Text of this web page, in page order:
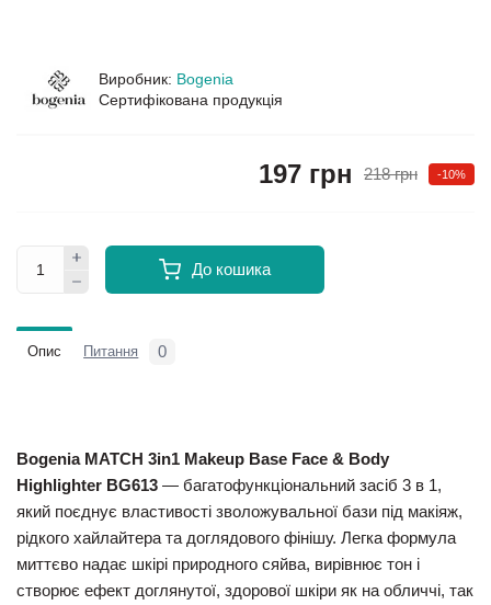
Виробник: Bogenia
Сертифікована продукція
218 грн -10%
197 грн
До кошика
Опис Питання 0
Bogenia MATCH 3in1 Makeup Base Face & Body
Highlighter BG613 — багатофункціональний засіб 3 в 1,
який поєднує властивості зволожувальної бази під макіяж,
рідкого хайлайтера та доглядового фінішу. Легка формула
миттєво надає шкірі природного сяйва, вирівнює тон і
створює ефект доглянутої, здорової шкіри як на обличчі, так